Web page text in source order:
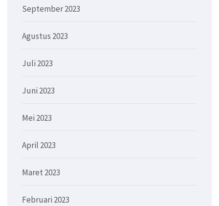
September 2023
Agustus 2023
Juli 2023
Juni 2023
Mei 2023
April 2023
Maret 2023
Februari 2023